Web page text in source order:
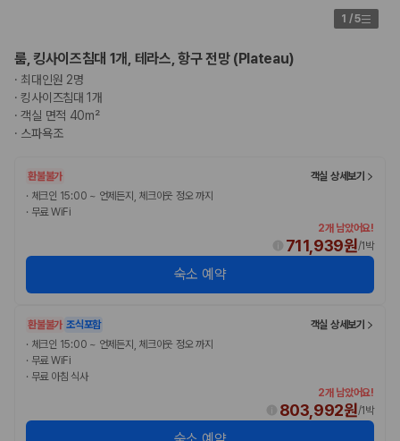
1 /5
룸, 킹사이즈침대 1개, 테라스, 항구 전망 (Plateau)
· 최대인원 2명
·킹사이즈침대 1개
·객실 면적 40m²
· 스파욕조
환불불가
객실 상세보기
· 체크인 15:00 ~ 언제든지, 체크아웃 정오 까지
· 무료 WiFi
2개 남았어요!
711,939원/1박
숙소 예약
환불불가 조식포함
객실 상세보기
· 체크인 15:00 ~ 언제든지, 체크아웃 정오 까지
· 무료 WiFi
· 무료 아침 식사
2개 남았어요!
803,992원/1박